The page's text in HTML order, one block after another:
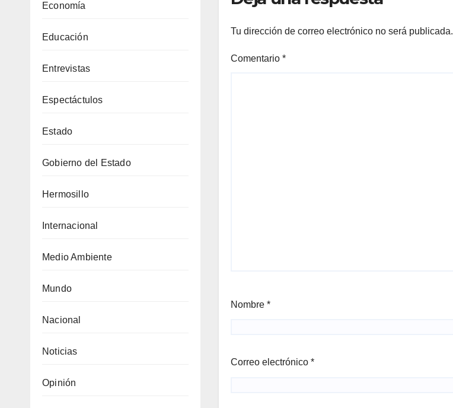
Economía
Educación
Entrevistas
Espectáctulos
Estado
Gobierno del Estado
Hermosillo
Internacional
Medio Ambiente
Mundo
Nacional
Noticias
Opinión
Tu dirección de correo electrónico no será publicada.
Comentario *
Nombre *
Correo electrónico *